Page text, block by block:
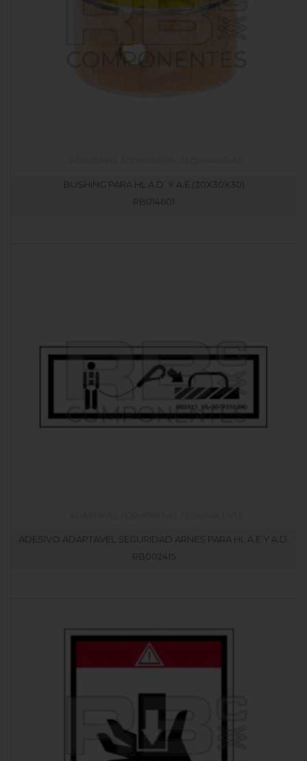
BUSHING PARA HL A.D. Y A.E.(30X30X30)
RB014601
ADESIVO ADAPTAVEL SEGURIDAD ARNES PARA HL A.E Y A.D.
RB002415